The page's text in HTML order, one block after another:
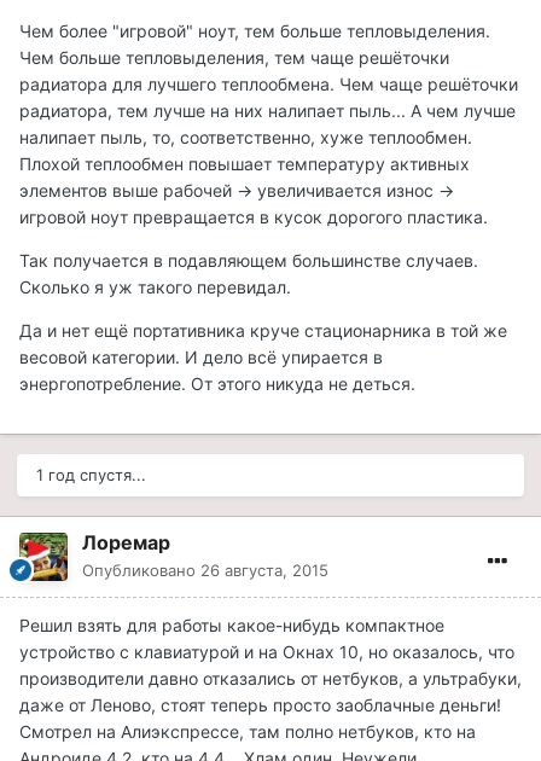
Чем более "игровой" ноут, тем больше тепловыделения.
Чем больше тепловыделения, тем чаще решёточки
радиатора для лучшего теплообмена. Чем чаще решёточки
радиатора, тем лучше на них налипает пыль... А чем лучше
налипает пыль, то, соответственно, хуже теплообмен.
Плохой теплообмен повышает температуру активных
элементов выше рабочей -> увеличивается износ ->
игровой ноут превращается в кусок дорогого пластика.
Так получается в подавляющем большинстве случаев.
Сколько я уж такого перевидал.
Да и нет ещё портативника круче стационарника в той же
весовой категории. И дело всё упирается в
энергопотребление. От этого никуда не деться.
1 год спустя...
Лоремар
Опубликовано 26 августа, 2015
Решил взять для работы какое-нибудь компактное
устройство с клавиатурой и на Окнах 10, но оказалось, что
производители давно отказались от нетбуков, а ультрабуки,
даже от Леново, стоят теперь просто заоблачные деньги!
Смотрел на Алиэкспрессе, там полно нетбуков, кто на